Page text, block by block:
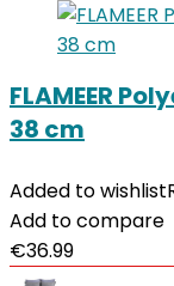
FLAMEER
38 cm
Added to wishlist
Add to compare
€36.99